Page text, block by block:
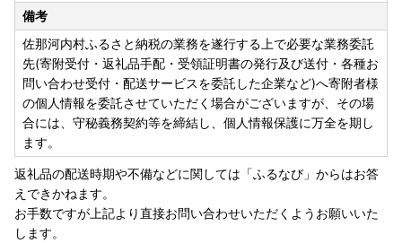
備考
佐那河内村ふるさと納税の業務を遂行する上で必要な業務委託
先(寄附受付・返礼品手配・受領証明書の発行及び送付・各種お
問い合わせ受付・配送サービスを委託した企業など)へ寄附者様
の個人情報を委託させていただく場合がございますが、その場
合には、守秘義務契約等を締結し、個人情報保護に万全を期し
ます。
返礼品の配送時期や不備などに関しては「ふるなび」からはお答
えできかねます。
お手数ですが上記より直接お問い合わせいただくようお願いいた
します。